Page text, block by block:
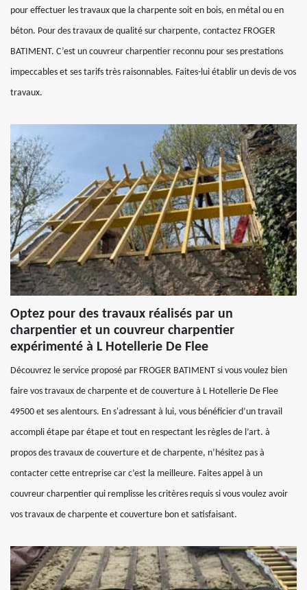
pour effectuer les travaux que la charpente soit en bois, en métal ou en
béton. Pour des travaux de qualité sur charpente, contactez FROGER
BATIMENT. C’est un couvreur charpentier reconnu pour ses prestations
impeccables et ses tarifs très raisonnables. Faites-lui établir un devis de vos
travaux.
Optez pour des travaux réalisés par un
charpentier et un couvreur charpentier
expérimenté à L Hotellerie De Flee
Découvrez le service proposé par FROGER BATIMENT si vous voulez bien
faire vos travaux de charpente et de couverture à L Hotellerie De Flee
49500 et ses alentours. En s'adressant à lui, vous bénéficier d’un travail
accompli étape par étape et tout en respectant les règles de l’art. à
propos des travaux de couverture et de charpente, n’hésitez pas à
contacter cette entreprise car c’est la meilleure. Faites appel à un
couvreur charpentier qui remplisse les critères requis si vous voulez avoir
vos travaux de charpente et couverture bon et satisfaisant.